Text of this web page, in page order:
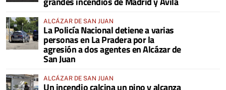
ALCÁZAR DE SAN JUAN
La Policía Nacional detiene a varias
personas en La Pradera por la
agresión a dos agentes en Alcázar de
San Juan
ALCÁZAR DE SAN JUAN
Un incendio calcina un pino y alcanza